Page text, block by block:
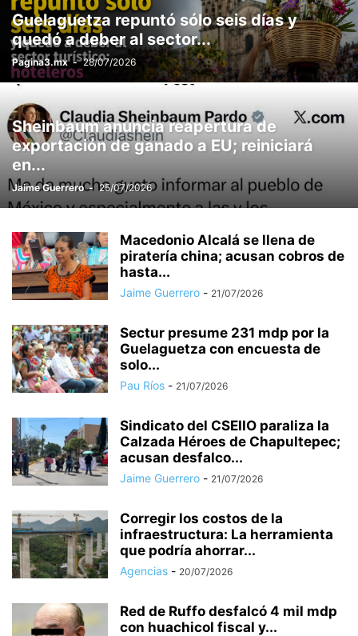
Guelaguetza repuntó sólo seis días y
quedó a deber al sector...
Pagina3.mx - 28/07/2026
Sheinbaum anuncia reapertura de
exportación de ganado a EU; reiniciará
en...
Jaime Guerrero - 25/07/2026
Macedonio Alcalá se llena de
piratería china; acusan cobros de
hasta...
Jaime Guerrero - 21/07/2026
Sectur presume 231 mdp por la
Guelaguetza con encuesta de
solo...
Pau Ríos - 21/07/2026
Sindicato del CSEIIO paraliza la
Calzada Héroes de Chapultepec;
acusan desfalco...
Jaime Guerrero - 21/07/2026
Corregir los costos de la
infraestructura: La herramienta
que podría ahorrar...
Agencias - 20/07/2026
Red de Ruffo desfalcó 4 mil mdp
con huachicol fiscal y...